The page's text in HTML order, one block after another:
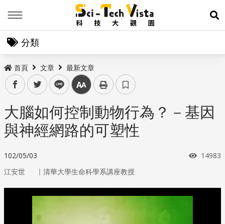
展
分類
首頁 文章 最新文章
facebooktwitter line 中
大腦如何控制動物行為？－基因
與神經網路的可塑性
102/05/03 瀏覽次
14983
江安世 ｜ 清華大學生命科學系講座教授